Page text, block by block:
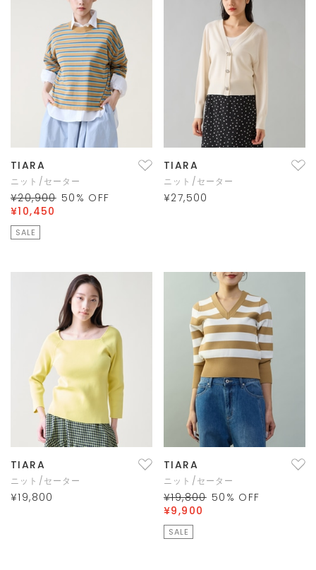
TIARA
ニット/セーター
¥20,900 50 % OFF
¥10,450
SALE
TIARA
ニット/セーター
¥27,500
TIARA
ニット/セーター
¥19,800
TIARA
ニット/セーター
¥19,800 50 % OFF
¥9,900
SALE